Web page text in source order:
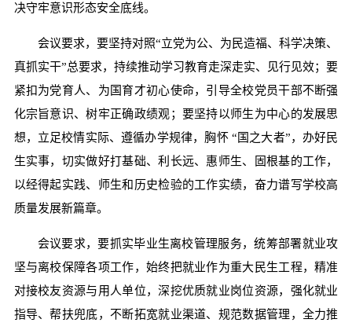
决守牢意识形态安全底线。
会议要求，要坚持对照“立党为公、为民造福、科学决策、
真抓实干”总要求，持续推动学习教育走深走实、见行见效；要
紧扣为党育人、为国育才初心使命，引导全校党员干部不断强
化宗旨意识、树牢正确政绩观；要坚持以师生为中心的发展思
想，立足校情实际、遵循办学规律，胸怀 “国之大者”，办好民
生实事，切实做好打基础、利长远、惠师生、固根基的工作，
以经得起实践、师生和历史检验的工作实绩，奋力谱写学校高
质量发展新篇章。
会议要求，要抓实毕业生离校管理服务，统筹部署就业攻
坚与离校保障各项工作，始终把就业作为重大民生工程，精准
对接校友资源与用人单位，深挖优质就业岗位资源，强化就业
指导、帮扶兜底，不断拓宽就业渠道、规范数据管理，全力推